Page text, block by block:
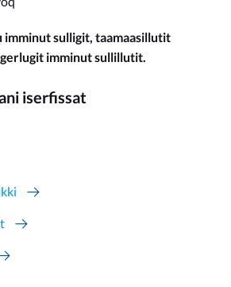
sulligit, taamaasillutit
imminut sullillutit.
iserfissat